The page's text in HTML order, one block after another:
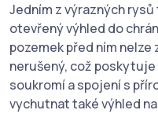
Jedním z výrazných
otevřený výhled do
pozemek před ním
nerušený, což
soukromí a spojení s
vychutnat také výhled